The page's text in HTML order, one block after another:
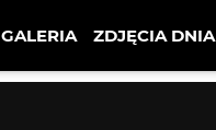
GALERIA ZDJĘCIA DNIA